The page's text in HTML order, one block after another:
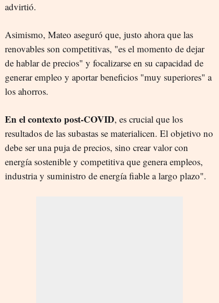
advirtió.
Asimismo, Mateo aseguró que, justo ahora que las
renovables son competitivas, "es el momento de dejar
de hablar de precios" y focalizarse en su capacidad de
generar empleo y aportar beneficios "muy superiores" a
los ahorros.
En el contexto post-COVID, es crucial que los
resultados de las subastas se materialicen. El objetivo no
debe ser una puja de precios, sino crear valor con
energía sostenible y competitiva que genera empleos,
industria y suministro de energía fiable a largo plazo".